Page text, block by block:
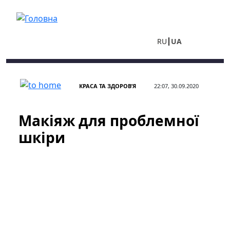
RU UA
КРАСА ТА ЗДОРОВ’Я 22:07, 30.09.2020
Макіяж для проблемної
шкіри